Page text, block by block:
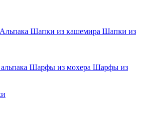
Шапки из кашемира Шапки из
Шарфы из мохера Шарфы из